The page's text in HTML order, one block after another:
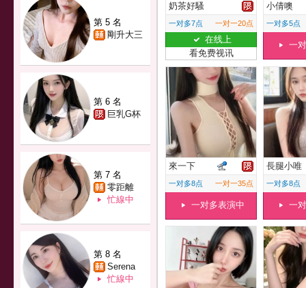
第 5 名
剛升大三
第 6 名
巨乳G杯
第 7 名
零距離
忙線中
第 8 名
Serena
忙線中
奶茶好騷
一对多7点 一对一20点
在线上
看免费视讯
小倩噢
一对多5点
一
來一下
一对多8点 一对一35点
一对多表演中
長腿小唯
一对多8点
一